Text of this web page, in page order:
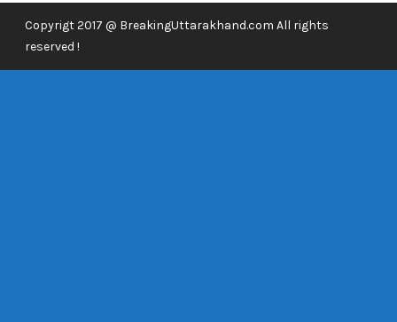
Copyrigt 2017 @ BreakingUttarakhand.com All rights
reserved !